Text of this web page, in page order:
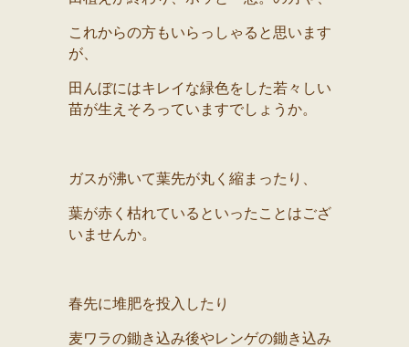
これからの方もいらっしゃると思います
が、
田んぼにはキレイな緑色をした若々しい
苗が生えそろっていますでしょうか。
ガスが沸いて葉先が丸く縮まったり、
葉が赤く枯れているといったことはござ
いませんか。
春先に堆肥を投入したり
麦ワラの鋤き込み後やレンゲの鋤き込み